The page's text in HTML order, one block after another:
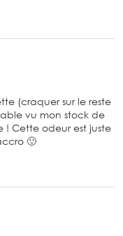
(craquer sur le reste
vu mon stock de
Cette odeur est juste
🙂